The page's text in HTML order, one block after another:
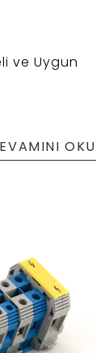
ve Uygun
OKU